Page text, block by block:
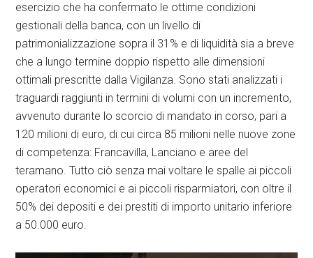
esercizio che ha confermato le ottime condizioni
gestionali della banca, con un livello di
patrimonializzazione sopra il 31% e di liquidità sia a breve
che a lungo termine doppio rispetto alle dimensioni
ottimali prescritte dalla Vigilanza. Sono stati analizzati i
traguardi raggiunti in termini di volumi con un incremento,
avvenuto durante lo scorcio di mandato in corso, pari a
120 milioni di euro, di cui circa 85 milioni nelle nuove zone
di competenza: Francavilla, Lanciano e aree del
teramano. Tutto ciò senza mai voltare le spalle ai piccoli
operatori economici e ai piccoli risparmiatori, con oltre il
50% dei depositi e dei prestiti di importo unitario inferiore
a 50.000 euro.